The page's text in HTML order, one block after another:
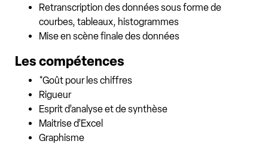
Retranscription des données sous forme de
courbes, tableaux, histogrammes
Mise en scène finale des données
Les compétences
*Goût pour les chiffres
Rigueur
Esprit d’analyse et de synthèse
Maitrise d’Excel
Graphisme